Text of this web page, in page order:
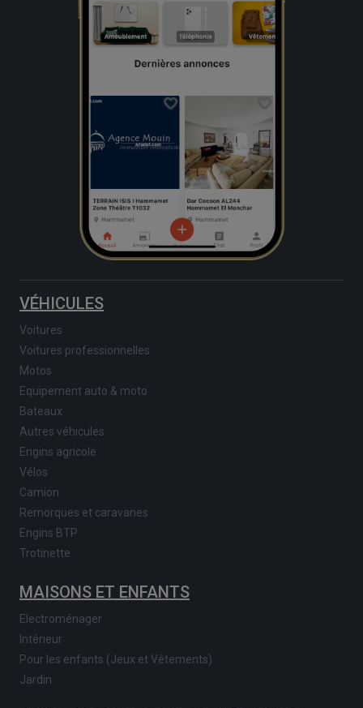
VÉHICULES
Voitures
Voitures professionnelles
Motos
Equipement auto & moto
Bateaux
Autres véhicules
Engins agricole
Vélos
Camion
Remorques et caravanes
Engins BTP
Trotinette
MAISONS ET ENFANTS
Electroménager
Intérieur
Pour les enfants (Jeux et Vêtements)
Jardin